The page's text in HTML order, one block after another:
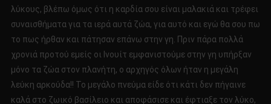
λύκους, βλέπω όμως ότι η καρδία σου είναι μαλακιά και τρέφει
συναισθήματα για τα ιερά αυτά ζώα, για αυτό και εγώ θα σου πω
το πως ήρθαν και πάτησαν επάνω στην γη. Πριν πάρα πολλά
χρονιά προτού εμείς οι Ινουίτ εμφανιστούμε στην γη υπήρξαν
μόνο τα ζώα στον πλανήτη, ο αρχηγός όλων ήταν η μεγάλη
λεύκη αρκούδα!! Το μεγάλο πνεύμα είδε ότι κάτι δεν πήγαινε
καλά στο ζωικό βασίλειο και αποφάσισε και έφτιαξε τον λύκο,